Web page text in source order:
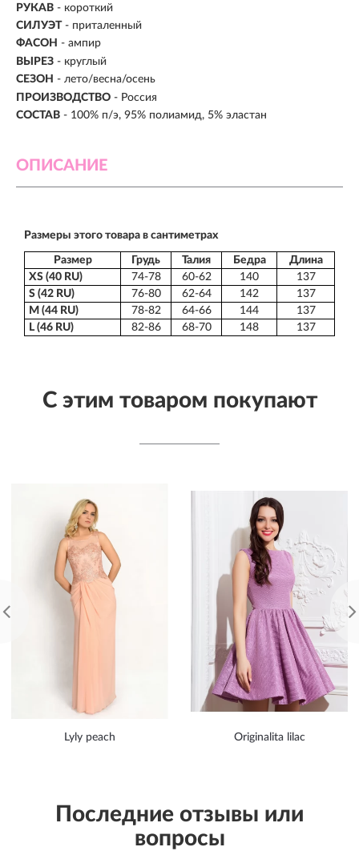
РУКАВ - короткий
СИЛУЭТ - приталенный
ФАСОН - ампир
ВЫРЕЗ - круглый
СЕЗОН - лето/весна/осень
ПРОИЗВОДСТВО - Россия
СОСТАВ - 100% п/э, 95% полиамид, 5% эластан
ОПИСАНИЕ
Размеры этого товара в сантиметрах
Размер Грудь Талия Бедра
Длина
XS (40 RU)
74-78 60-62 140
137
S (42 RU)
76-80 62-64 142
137
M (44 RU)
78-82 64-66 144
137
L (46 RU)
82-86 68-70 148 137
С этим товаром покупают
Lyly peach Originalita lilac
Последние отзывы или
вопросы